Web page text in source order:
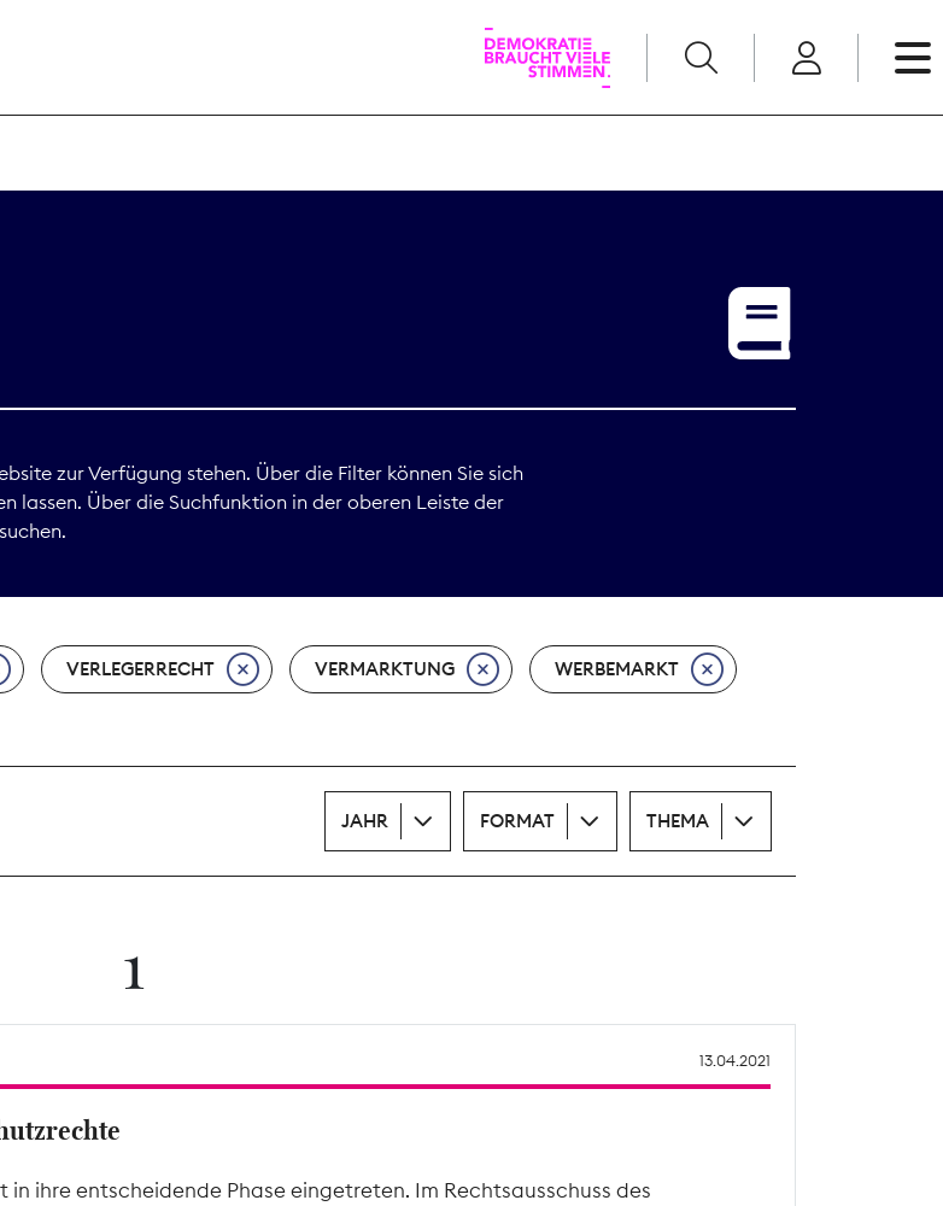
Print
zur Verfügung stehen. Über die Filter können Sie sich
lassen. Über die Suchfunktion in der oberen Leiste der
VERLEGERRECHT VERMARKTUNG WERBEMARKT
JAHR FORMAT THEMA
1
13.04.2021
ihre entscheidende Phase eingetreten. Im Rechtsausschuss des